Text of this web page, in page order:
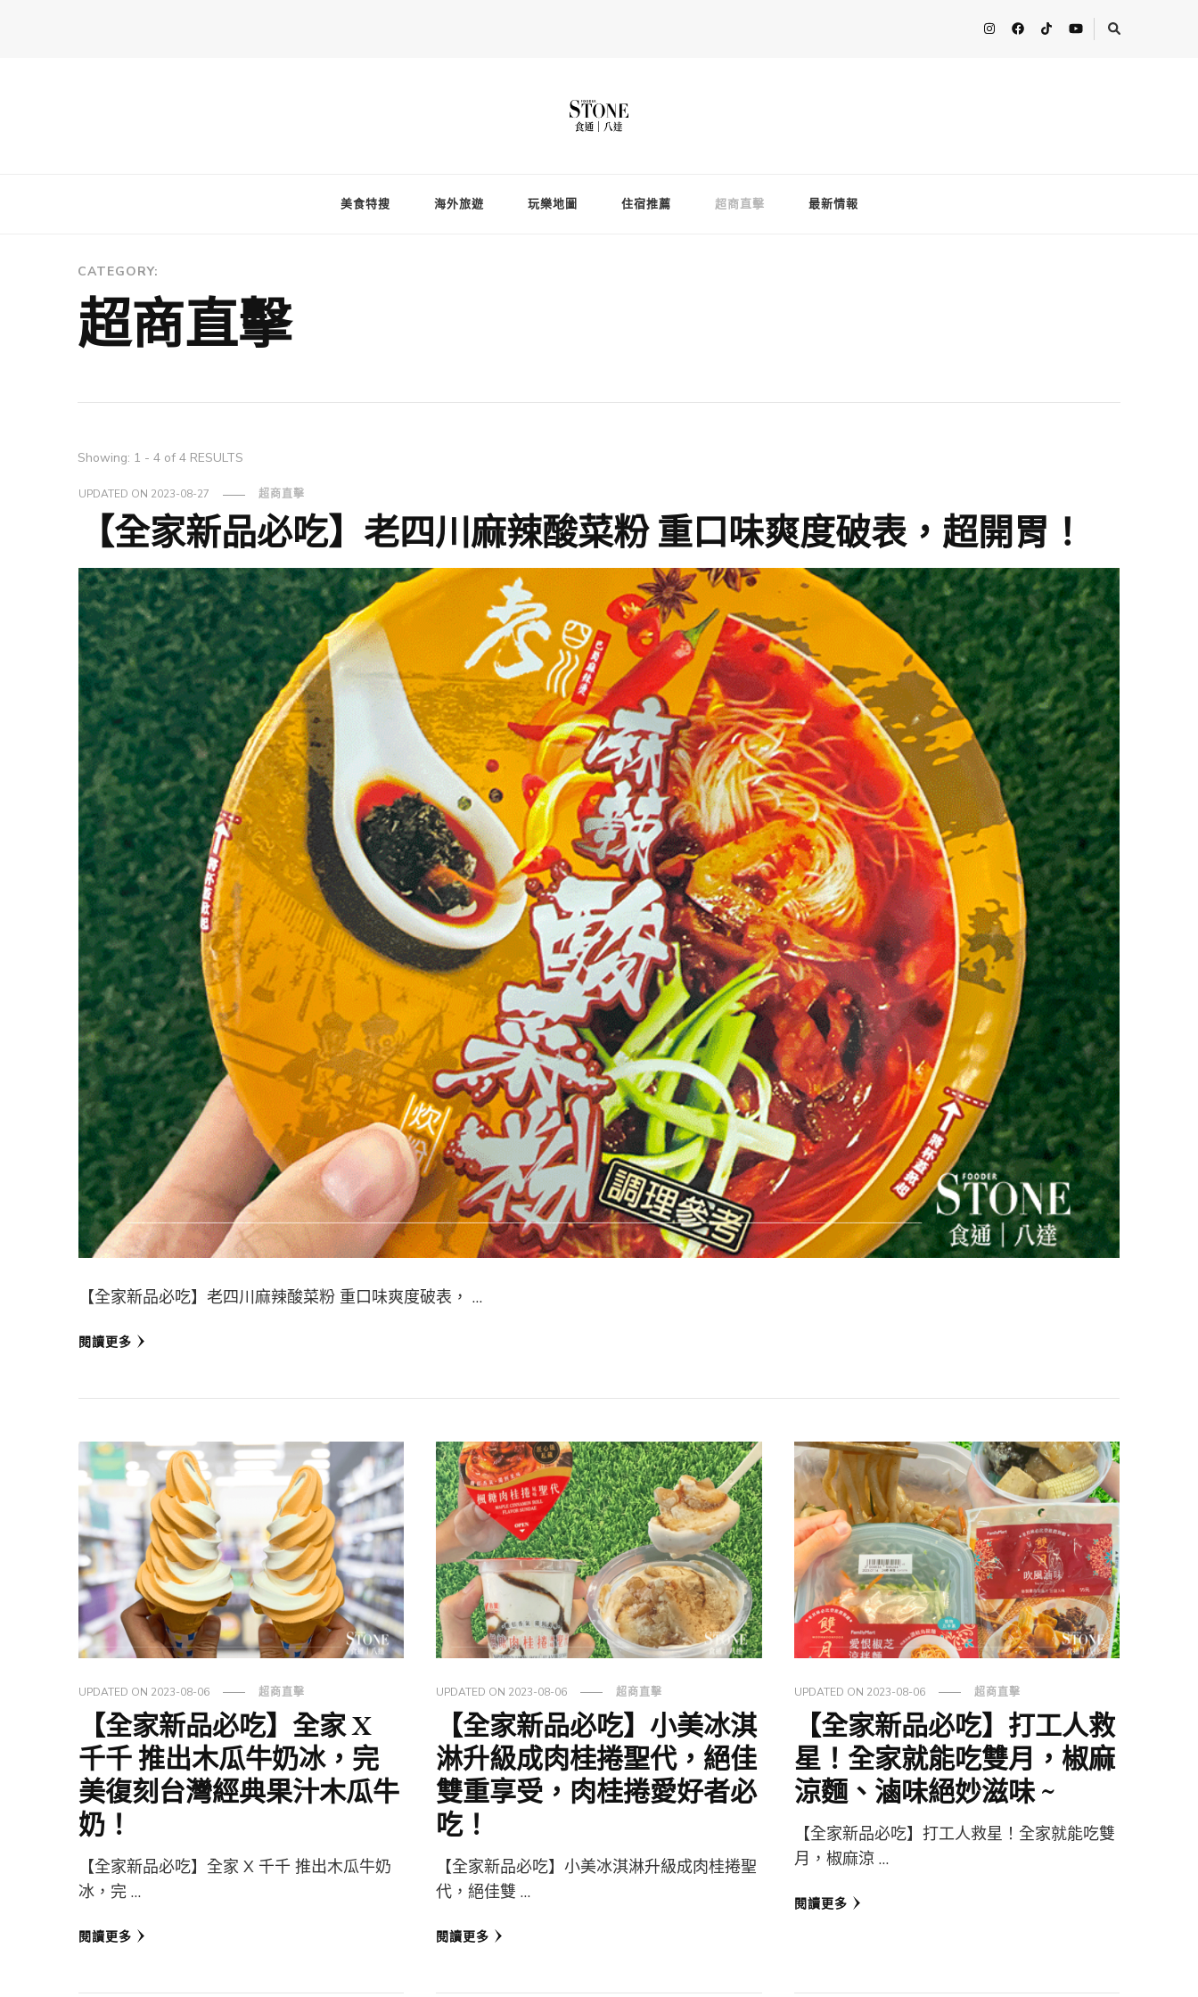
美食特搜 海外旅遊 玩樂地圖 住宿推薦 超商直擊 最新情報
CATEGORY:
超商直擊
Showing: 1 - 4 of 4 RESULTS
UPDATED ON 2023-08-27 超商直擊
【全家新品必吃】老四川麻辣酸菜粉 重口味爽度破表，超開胃！
【全家新品必吃】老四川麻辣酸菜粉 重口味爽度破表， …
閱讀更多
UPDATED ON 2023-08-06 超商直擊
【全家新品必吃】全家 X
千千 推出木瓜牛奶冰，完
美復刻台灣經典果汁木瓜牛
奶！
【全家新品必吃】全家 X 千千 推出木瓜牛奶
冰，完 …
閱讀更多
UPDATED ON 2023-08-06 超商直擊
【全家新品必吃】小美冰淇
淋升級成肉桂捲聖代，絕佳
雙重享受，肉桂捲愛好者必
吃！
【全家新品必吃】小美冰淇淋升級成肉桂捲聖
代，絕佳雙 …
閱讀更多
UPDATED ON 2023-08-06 超商直擊
【全家新品必吃】打工人救
星！全家就能吃雙月，椒麻
涼麵、滷味絕妙滋味 ~
【全家新品必吃】打工人救星！全家就能吃雙
月，椒麻涼 …
閱讀更多